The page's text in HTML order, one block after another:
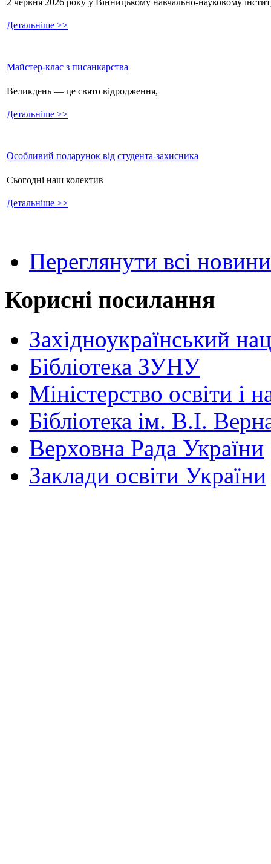
Детальніше >>
Майстер-клас з писанкарства
Великдень — це свято відродження,
Детальніше >>
Особливий подарунок від студента-захисника
Сьогодні наш колектив
Детальніше >>
Переглянути всі новини
Корисні посилання
Західноукраїнський
Бібліотека ЗУНУ
Міністерство освіти і
Бібліотека ім. В.І.
Верховна Рада України
Заклади освіти України